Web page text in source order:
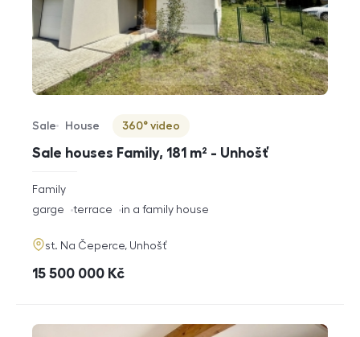
Sale houses Family, 181 m² - Unhošť
Offer type
Sale
Property type
House
Virtuální prohlídka
360° video
rozměry
disposition
Family
funkce
garge terrace in a family house
adresa
st. Na Čeperce, Unhošť
cena
15 500 000 Kč